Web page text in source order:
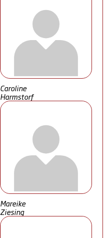
Caroline
Harmstorf
Mareike
Ziesing